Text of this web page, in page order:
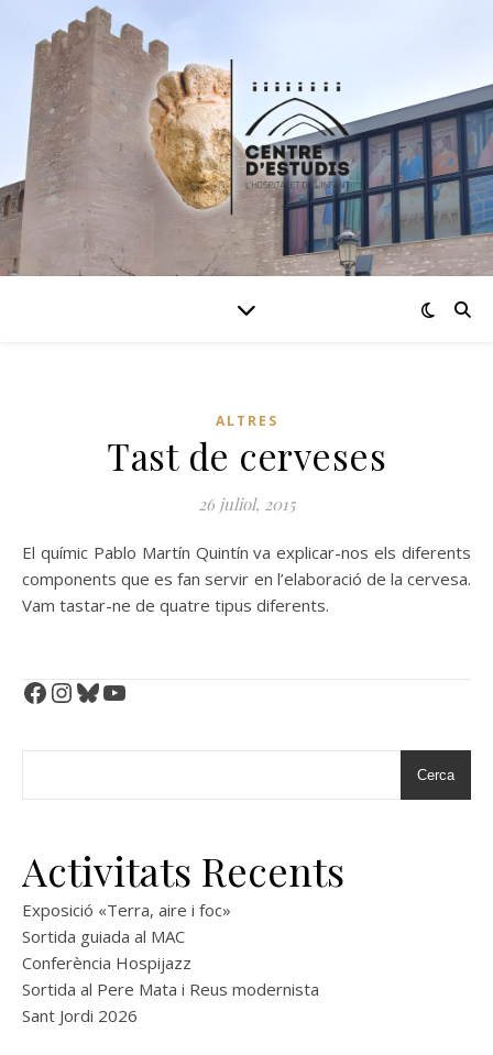
ALTRES
Tast de cerveses
26 juliol, 2015
El químic Pablo Martín Quintín va explicar-nos els diferents
components que es fan servir en l’elaboració de la cervesa.
Vam tastar-ne de quatre tipus diferents.
Facebook
Instagram
BlueskyYouTube
Cerca
Activitats Recents
Exposició «Terra, aire i foc»
Sortida guiada al MAC
Conferència Hospijazz
Sortida al Pere Mata i Reus modernista
Sant Jordi 2026